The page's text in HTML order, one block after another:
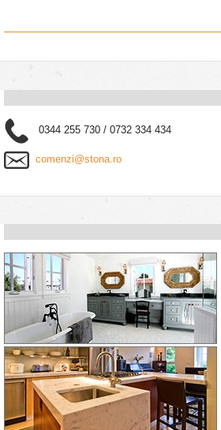
0344 255 730 / 0732 334 434
comenzi@stona.ro